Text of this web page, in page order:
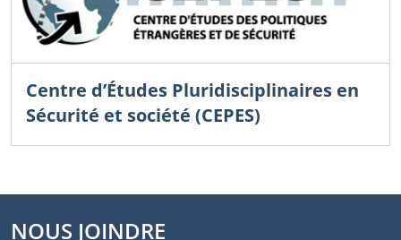
Centre d’Études Pluridisciplinaires en
Sécurité et société (CEPES)
NOUS JOINDRE